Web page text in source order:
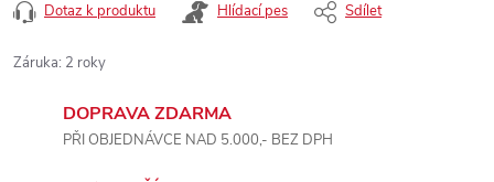
Dotaz k produktu Hlídací pes Sdílet
Záruka: 2 roky
DOPRAVA ZDARMA
PŘI OBJEDNÁVCE NAD 5.000,- BEZ DPH